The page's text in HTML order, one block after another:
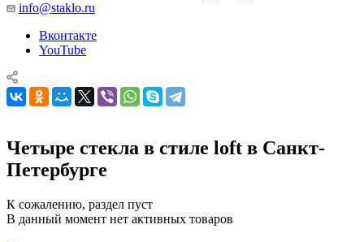
info@staklo.ru
Вконтакте
YouTube
Четыре стекла в стиле loft в Санкт-
Петербурге
К сожалению, раздел пуст
В данный момент нет активных товаров